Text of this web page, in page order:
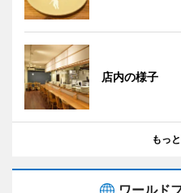
店内の様子
もっ